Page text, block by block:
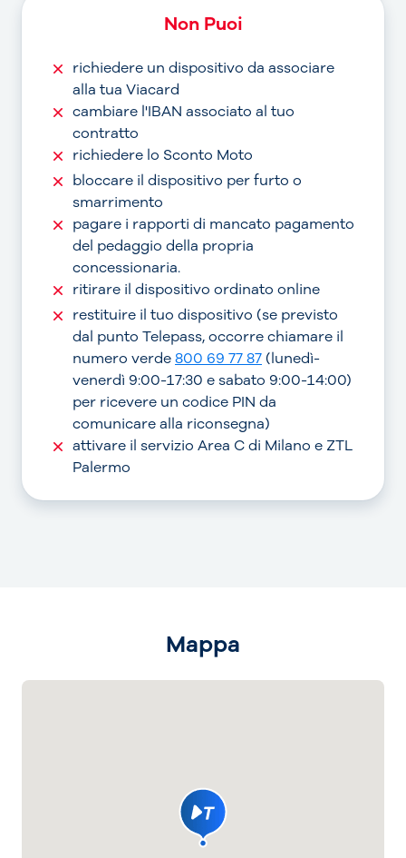
Non Puoi
richiedere un dispositivo da associare
alla tua Viacard
cambiare l'IBAN associato al tuo
contratto
richiedere lo Sconto Moto
bloccare il dispositivo per furto o
smarrimento
pagare i rapporti di mancato pagamento
del pedaggio della propria
concessionaria.
ritirare il dispositivo ordinato online
restituire il tuo dispositivo (se previsto
dal punto Telepass, occorre chiamare il
numero verde800 69 77 87(lunedì-
venerdì 9:00-17:30 e sabato 9:00-14:00)
per ricevere un codice PIN da
comunicare alla riconsegna)
attivare il servizio Area C di Milano e ZTL
Palermo
Mappa